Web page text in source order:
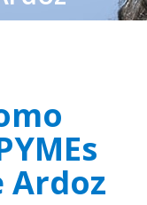
Ardoz